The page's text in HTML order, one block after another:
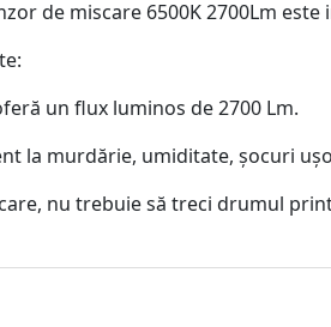
de miscare 6500K 2700Lm
un flux luminos de 2700 Lm.
la murdărie, umiditate, șocuri
nu trebuie să treci drumul